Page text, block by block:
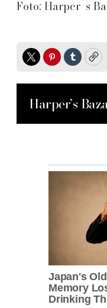
Foto: Harper´s
TwitterPinterest
Tumblr
Harper’s